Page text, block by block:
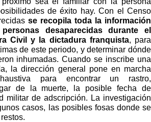
de éxito hay. Con el Censo
se recopila toda la información
desaparecidas durante el
Civil y la dictadura franquista, para
de este periodo, y determinar dónde
inhumadas. Cuando se inscribe una
la dirección general pone en marcha
para encontrar un rastro,
de la muerte, la posible fecha de
militar de adscripción. La investigación
casos, las posibles fosas donde se